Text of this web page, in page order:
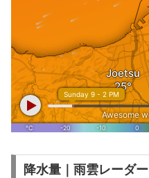
降水量｜雨雲レーダー